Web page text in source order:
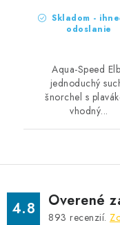
Skladom -
odoslanie
Aqua-Speed
jednoduchý
šnorchel s
vhodný...
4.8 Overené
893 recenzií.